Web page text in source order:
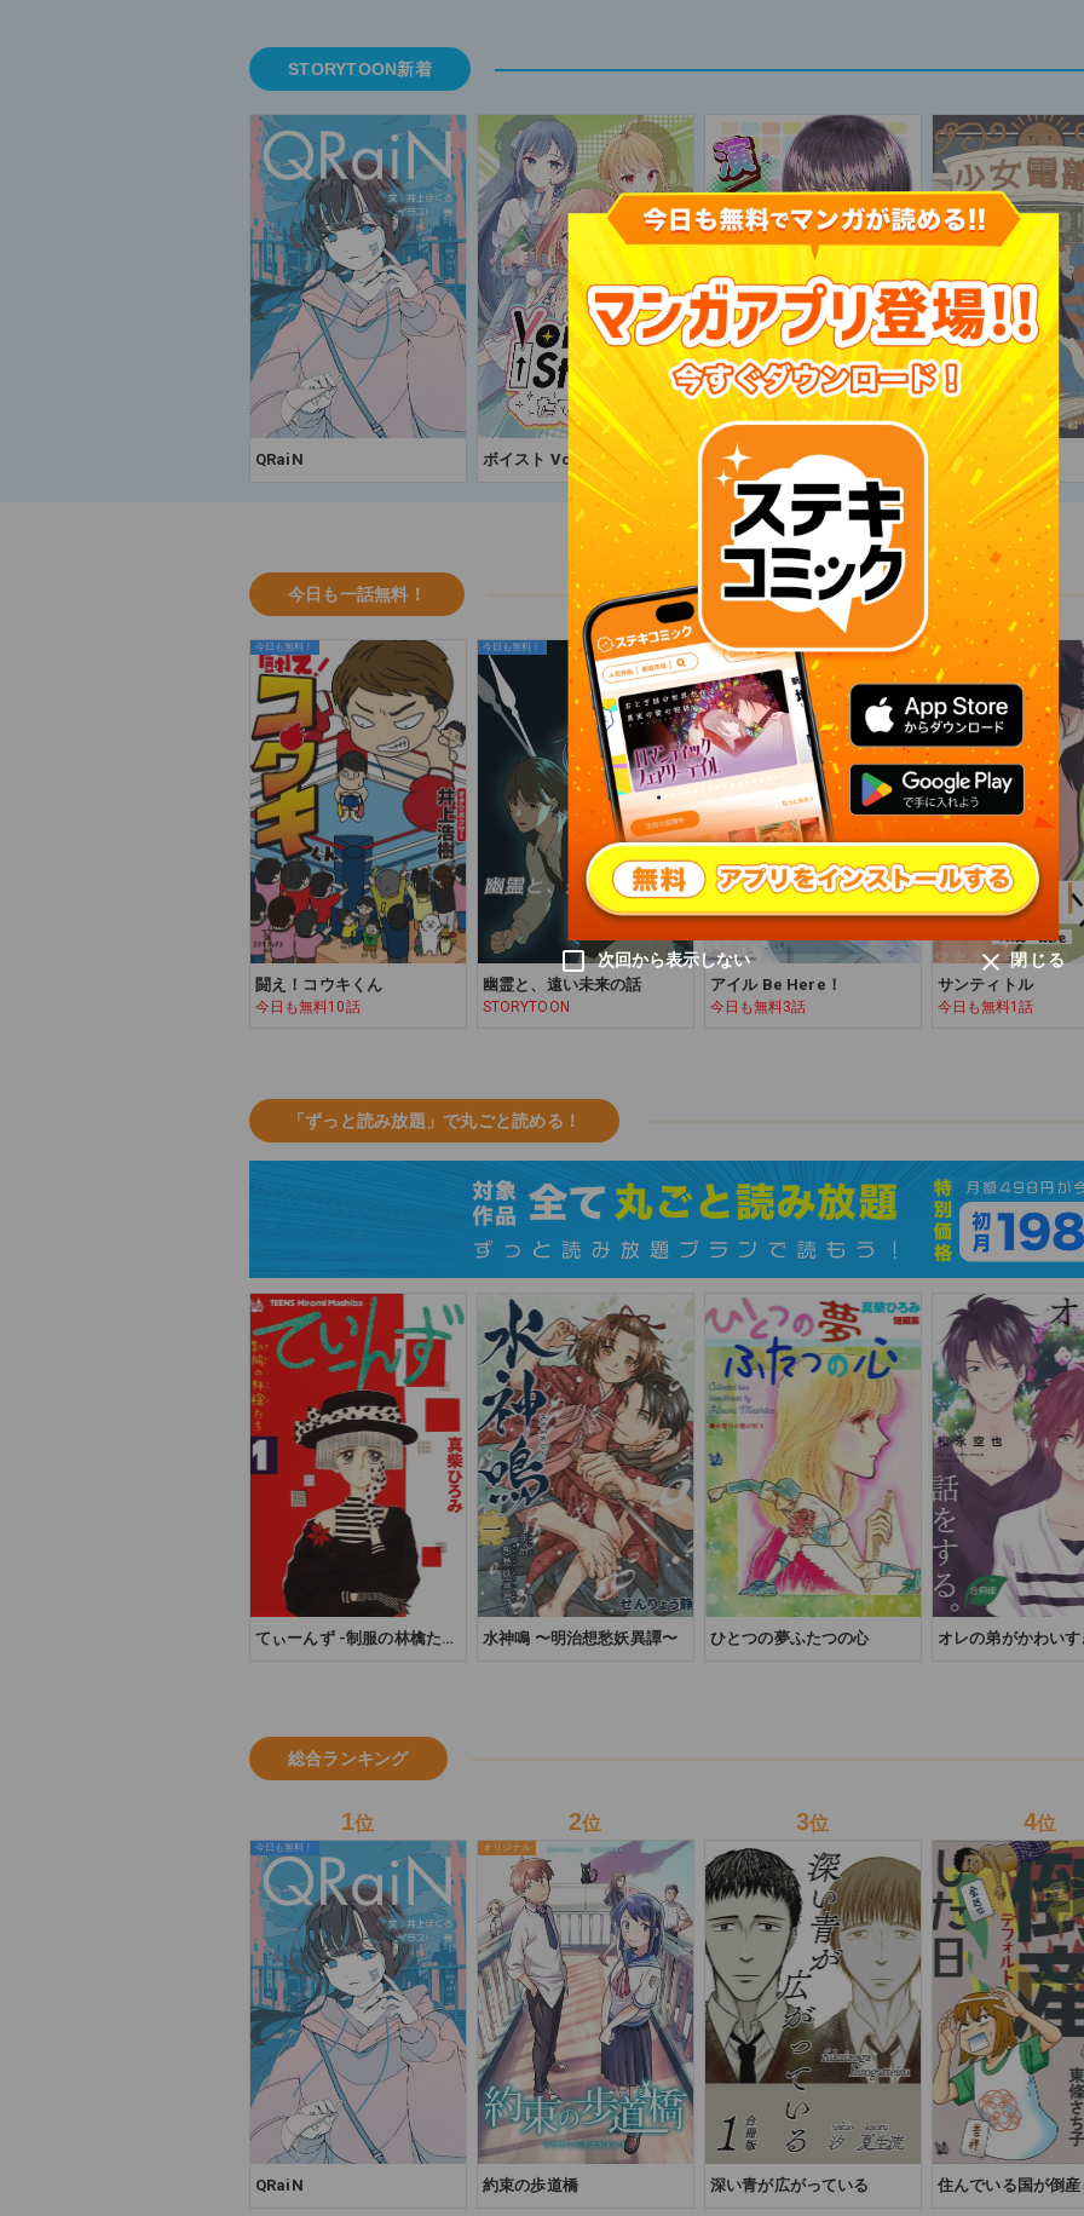
STORYTOON新着
QRaiN ボイスト Voice＆Stories た 演／媛もたけなわ！ 少女電離層
今日も一話無料！
今日も無料！
闘え！コウキくん
今日も無料10話
今日も無料！
幽霊と、遠い未来の話
STORYTOON
今日も無料！
アイル Be Here！
今日も無料3話
今日も無料！
サンティトル
今日も無料1話
「ずっと読み放題」で丸ごと読める！
てぃーんず -制服の林檎た 水神鳴 〜明治想愁妖異譚〜 ひとつの夢ふたつの心 オレの弟がかわい
総合ランキング
1位
今日も無料！
QRaiN
2位
オリジナル
約束の歩道橋
3位
深い青が広がっている
4位
住んでいる国が倒
次回から表示しない 閉じる